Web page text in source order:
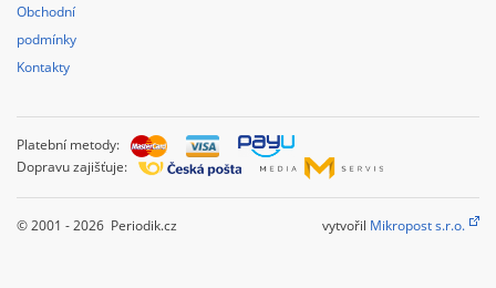
Obchodní
podmínky
Kontakty
Platební metody:
Dopravu zajišťuje:
© 2001 - 2026 Periodik.cz vytvořil Mikropost s.r.o.